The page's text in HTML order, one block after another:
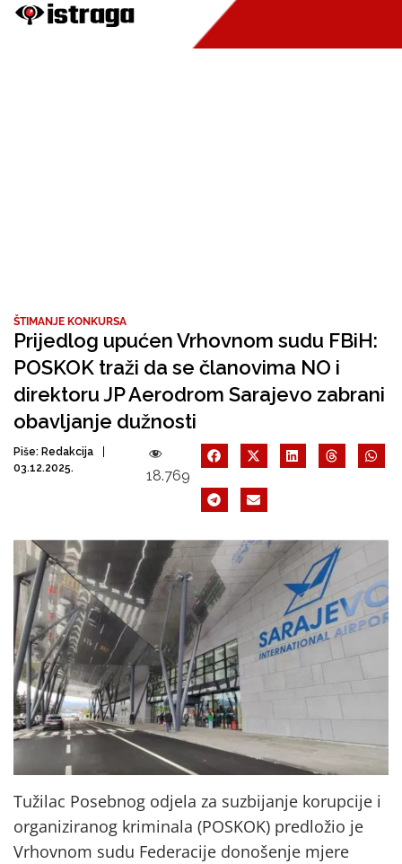
ŠTIMANJE KONKURSA
Prijedlog upućen Vrhovnom sudu FBiH:
POSKOK traži da se članovima NO i
direktoru JP Aerodrom Sarajevo zabrani
obavljanje dužnosti
Piše: Redakcija
03.12.2025.
18.769
Tužilac Posebnog odjela za suzbijanje korupcije i
organiziranog kriminala (POSKOK) predložio je
Vrhovnom sudu Federacije donošenje mjere